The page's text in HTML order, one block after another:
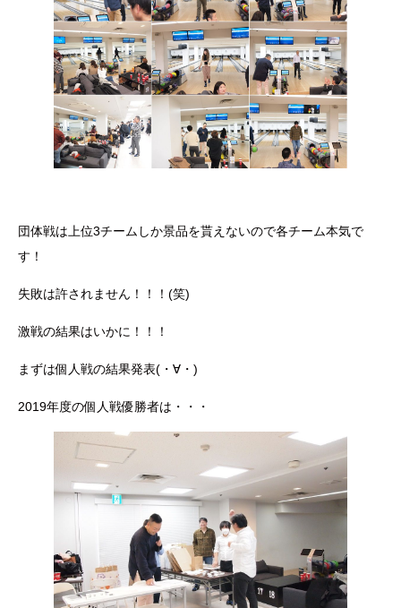
団体戦は上位3チームしか景品を貰えないので各チーム本気で
す！
失敗は許されません！！！(笑)
激戦の結果はいかに！！！
まずは個人戦の結果発表(・∀・)
2019年度の個人戦優勝者は・・・